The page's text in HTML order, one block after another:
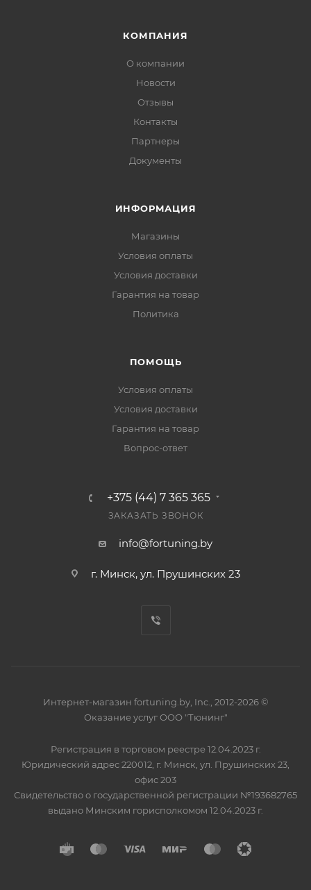
КОМПАНИЯ
О компании
Новости
Отзывы
Контакты
Партнеры
Документы
ИНФОРМАЦИЯ
Магазины
Условия оплаты
Условия доставки
Гарантия на товар
Политика
ПОМОЩЬ
Условия оплаты
Условия доставки
Гарантия на товар
Вопрос-ответ
+375 (44) 7 365 365
ЗАКАЗАТЬ ЗВОНОК
info@fortuning.by
г. Минск, ул. Прушинских 23
Интернет-магазин fortuning.by, Inc., 2012-2026 ©
Оказание услуг ООО "Тюнинг"
Регистрация в торговом реестре 12.04.2023 г.
Юридический адрес 220012, г. Минск, ул. Прушинских 23,
офис 203
Свидетельство о государственной регистрации №193682765
выдано Минским горисполкомом 12.04.2023 г.